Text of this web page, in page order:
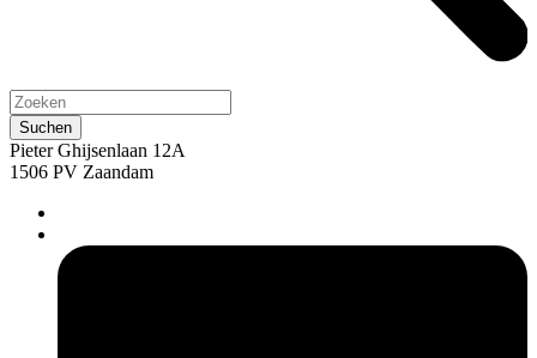
Pieter Ghijsenlaan 12A
1506 PV Zaandam